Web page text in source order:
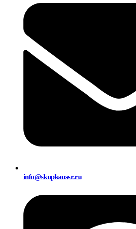
info@skupkaussr.ru